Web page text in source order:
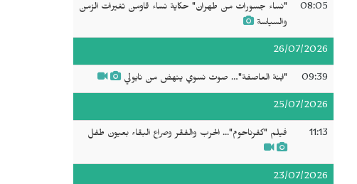
08:05
"نساء جسورات من طهران" حكاية نساء قاومن تغيرات الزمن
والسياسة
26/07/2026
09:39 "ابنة العاصفة"… صوت نسوي ينهض من نابولي
25/07/2026
11:13 فيلم "كفرناحوم"... الحرب والفقر وصراع البقاء بعيون طفل
23/07/2026